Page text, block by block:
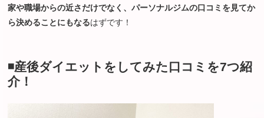
家や職場からの近さだけでなく、パーソナルジムの口コミを見てか
ら決めることにもなるはずです！
◾️産後ダイエットをしてみた口コミを7つ紹
介！